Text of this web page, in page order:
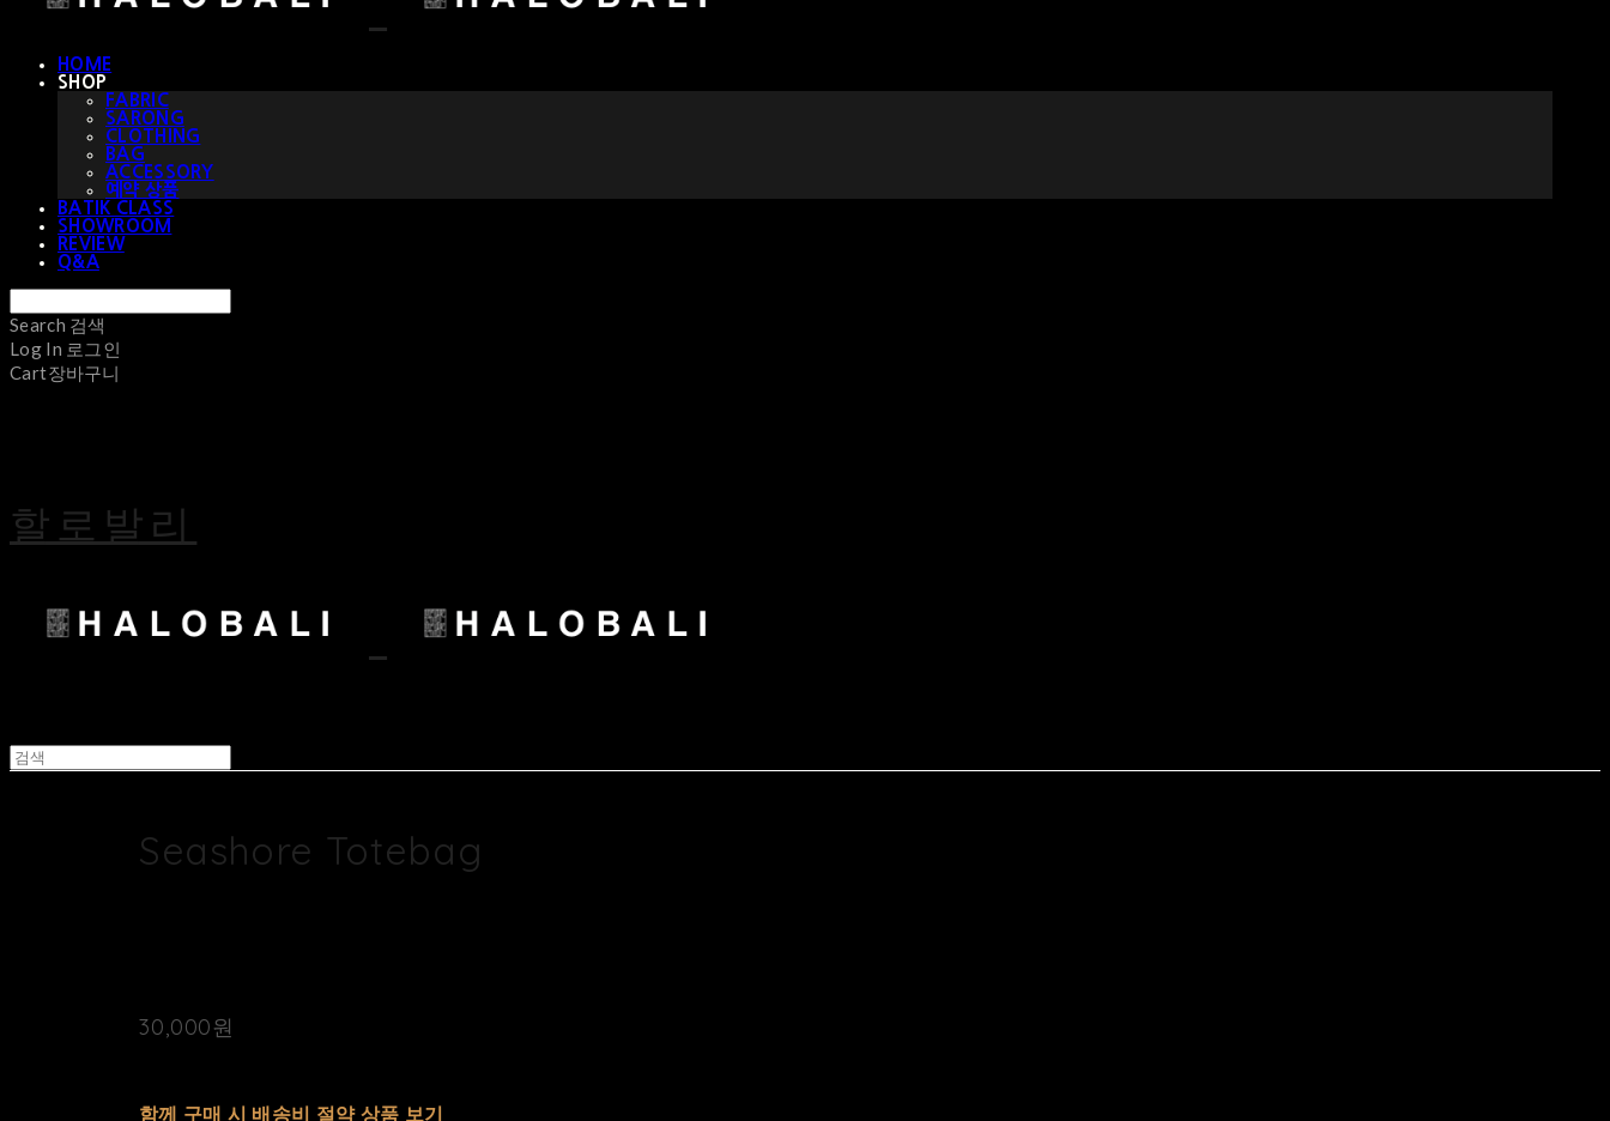
HOME
SHOP
FABRIC
SARONG
CLOTHING
BAG
ACCESSORY
예약 상품
BATIK CLASS
SHOWROOM
REVIEW
Q&A
Search 검색
Log In 로그인
Cart장바구니
할로발리
Seashore Totebag
30,000원
함께 구매 시 배송비 절약 상품 보기